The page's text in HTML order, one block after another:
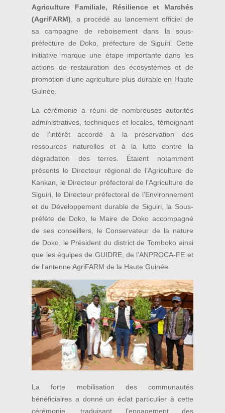
Agriculture Familiale, Résilience et Marchés
(AgriFARM) , a procédé au lancement officiel de
sa campagne de reboisement dans la sous-
préfecture de Doko, préfecture de Siguiri. Cette
initiative marque une étape importante dans les
actions de restauration des écosystèmes et de
promotion d’une agriculture plus durable en Haute
Guinée.
La cérémonie a réuni de nombreuses autorités
administratives, techniques et locales, témoignant
de l’intérêt accordé à la préservation des
ressources naturelles et à la lutte contre la
dégradation des terres. Étaient notamment
présents le Directeur régional de l’Agriculture de
Kankan, le Directeur préfectoral de l’Agriculture de
Siguiri, le Directeur préfectoral de l’Environnement
et du Développement durable de Siguiri, la Sous-
préfète de Doko, le Maire de Doko accompagné
de ses conseillers, le Conservateur de la nature
de Doko, le Président du district de Tomboko ainsi
que les équipes de GUIDRE, de l’ANPROCA-FE et
de l’antenne AgriFARM de la Haute Guinée.
La forte mobilisation des communautés
bénéficiaires a donné un éclat particulier à cette
cérémonie, traduisant l’engagement des